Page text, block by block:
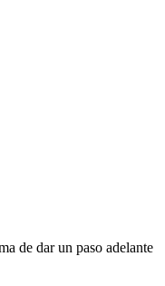
de dar un paso adelante